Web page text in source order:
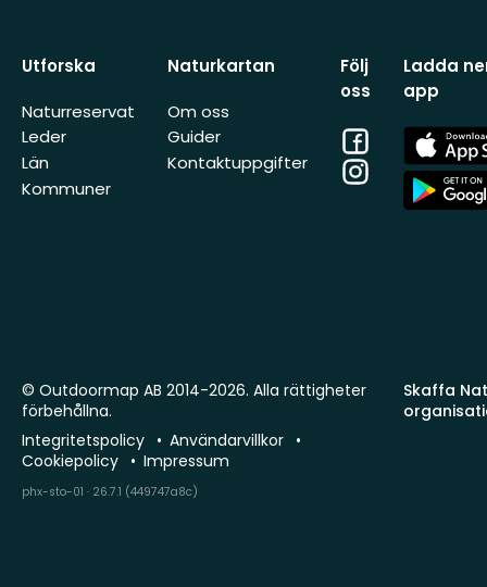
Utforska
Naturreservat
Leder
Län
Kommuner
Naturkartan
Om oss
Guider
Kontaktuppgifter
Följ
oss
Facebook
Instagram
Ladda
app
App
Store
App
Store
Skaffa
© Outdoormap AB 2014-2026. Alla rättigheter
förbehållna.
Integritetspolicy
Användarvillkor
Cookiepolicy
Impressum
phx-sto-01 · 26.7.1 (449747a8c)